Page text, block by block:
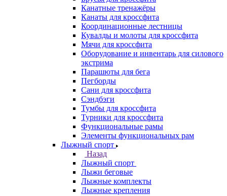
Канатные тренажёры
Канаты для кроссфита
Координационные лестницы
Кувалды и молоты для кроссфита
Мячи для кроссфита
Оборудование и инвентарь для силового
экстрима
Парашюты для бега
Пегборды
Сани для кроссфита
Сэндбэги
Тумбы для кроссфита
Турники для кроссфита
Функциональные рамы
Элементы функциональных рам
Лыжный спорт
Назад
Лыжный спорт
Лыжи беговые
Лыжные комплекты
Лыжные крепления